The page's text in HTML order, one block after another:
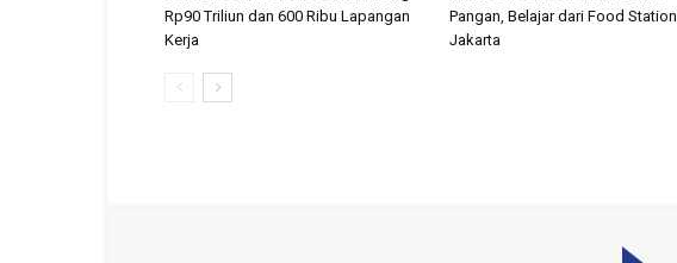
Rp90 Triliun dan 600 Ribu Lapangan
Kerja
Pangan, Belajar dari Food Station
Jakarta